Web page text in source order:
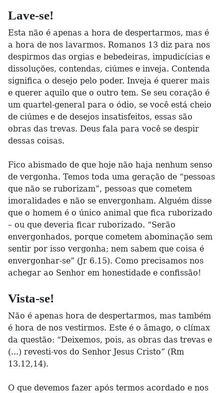
Lave-se!
Esta não é apenas a hora de despertarmos, mas é
a hora de nos lavarmos. Romanos 13 diz para nos
despirmos das orgias e bebedeiras, impudicícias e
dissoluções, contendas, ciúmes e inveja. Contenda
significa o desejo pelo poder. Inveja é querer mais
e querer aquilo que o outro tem. Se seu coração é
um quartel-general para o ódio, se você está cheio
de ciúmes e de desejos insatisfeitos, essas são
obras das trevas. Deus fala para você se despir
dessas coisas.
Fico abismado de que hoje não haja nenhum senso
de vergonha. Temos toda uma geração de “pessoas
que não se ruborizam”, pessoas que cometem
imoralidades e não se envergonham. Alguém disse
que o homem é o único animal que fica ruborizado
– ou que deveria ficar ruborizado. “Serão
envergonhados, porque cometem abominação sem
sentir por isso vergonha; nem sabem que coisa é
envergonhar-se” (Jr 6.15). Como precisamos nos
achegar ao Senhor em honestidade e confissão!
Vista-se!
Não é apenas hora de despertarmos, mas também
é hora de nos vestirmos. Este é o âmago, o clímax
da questão: “Deixemos, pois, as obras das trevas e
(...) revesti-vos do Senhor Jesus Cristo” (Rm
13.12,14).
O que devemos fazer após termos acordado e nos